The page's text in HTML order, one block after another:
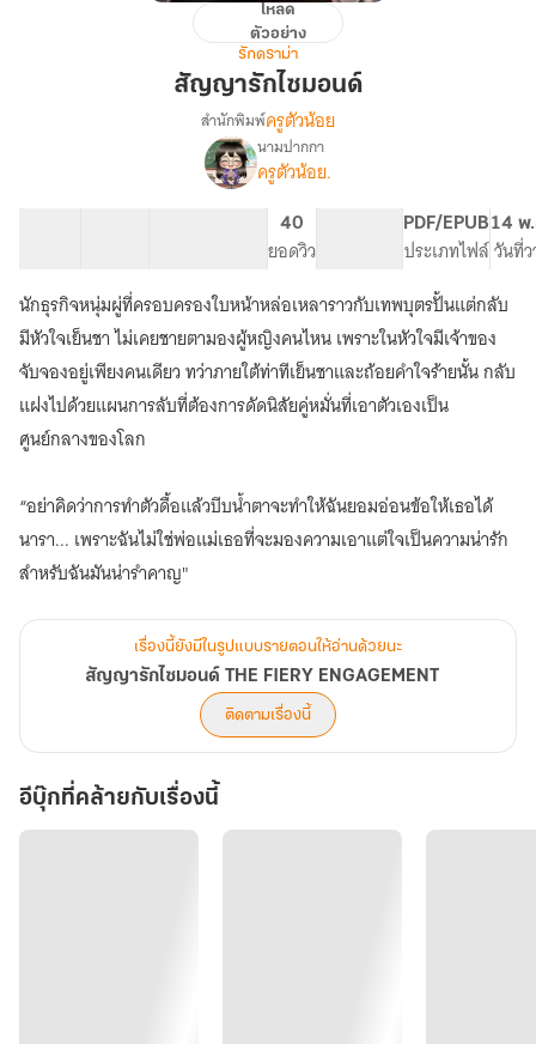
สัญญา
โหลด
ตัวอย่าง
รักดราม่า
สัญญารักไซมอนด์
เรื่อง
สัญญา
รัก
ไซ
มอน
ด์
THE
FIERY
ENGAGEMENT
สำนักพิมพ์ครูตัวน้อย
นามปากกา
ครูตัวน้อย.
40
ยอดวิว
PDF/EPUB
ประเภทไฟล์
14 พ
วันที่
นักธุรกิจหนุ่มผู่ที่ครอบครองใบหน้าหล่อเหลาราวกับเทพบุตรปั้นแต่กลับ
มีหัวใจเย็นชา ไม่เคยชายตามองผู้หญิงคนไหน เพราะในหัวใจมีเจ้าของ
จับจองอยู่เพียงคนเดียว ทว่าภายใต้ท่าทีเย็นชาและถ้อยคำใจร้ายนั้น กลับ
แฝงไปด้วยแผนการลับที่ต้องการดัดนิสัยคู่หมั่นที่เอาตัวเองเป็น
ศูนย์กลางของโลก
“อย่าคิดว่าการทำตัวดื้อแล้วบีบน้ำตาจะทำให้ฉันยอมอ่อนข้อให้เธอได้
นารา... เพราะฉันไม่ใช่พ่อแม่เธอที่จะมองความเอาแต่ใจเป็นความน่ารัก
สำหรับฉันมันน่ารำคาญ"
เรื่องนี้ยังมีในรูปแบบรายตอนให้อ่านด้วยนะ
สัญญารักไซมอนด์ THE FIERY ENGAGEMENT
ติดตามเรื่องนี้
อีบุ๊กที่คล้ายกับเรื่องนี้